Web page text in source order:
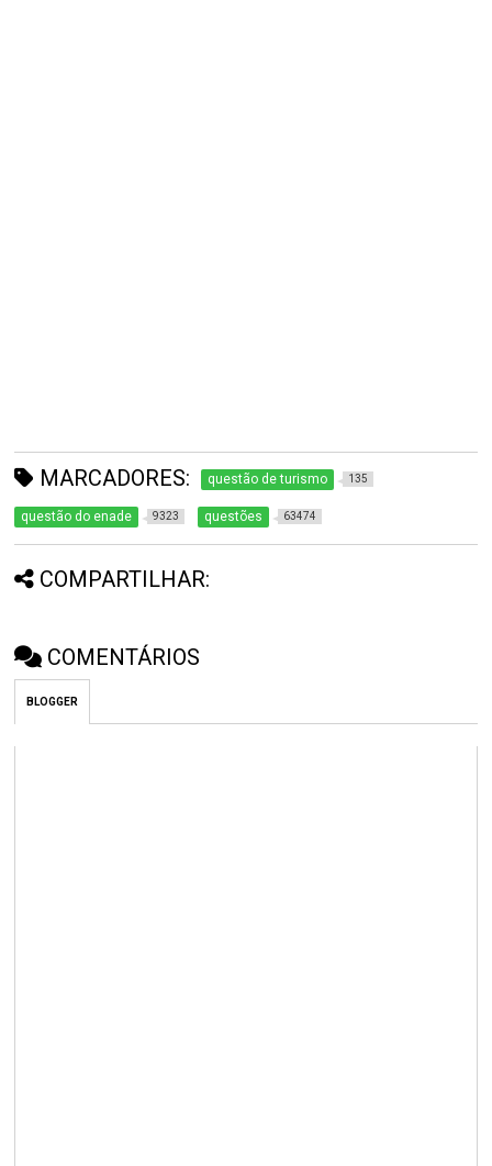
MARCADORES: questão de turismo 135
questão do enade 9323 questões 63474
COMPARTILHAR:
COMENTÁRIOS
BLOGGER